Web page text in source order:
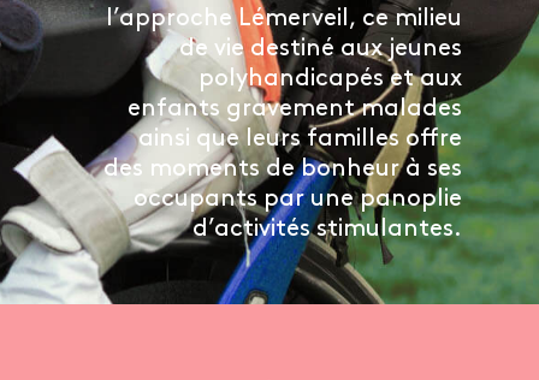
l’approche Lémerveil, ce milieu
de vie destiné aux jeunes
polyhandicapés et aux
enfants gravement malades
ainsi que leurs familles offre
des moments de bonheur à ses
occupants par une panoplie
d’activités stimulantes.